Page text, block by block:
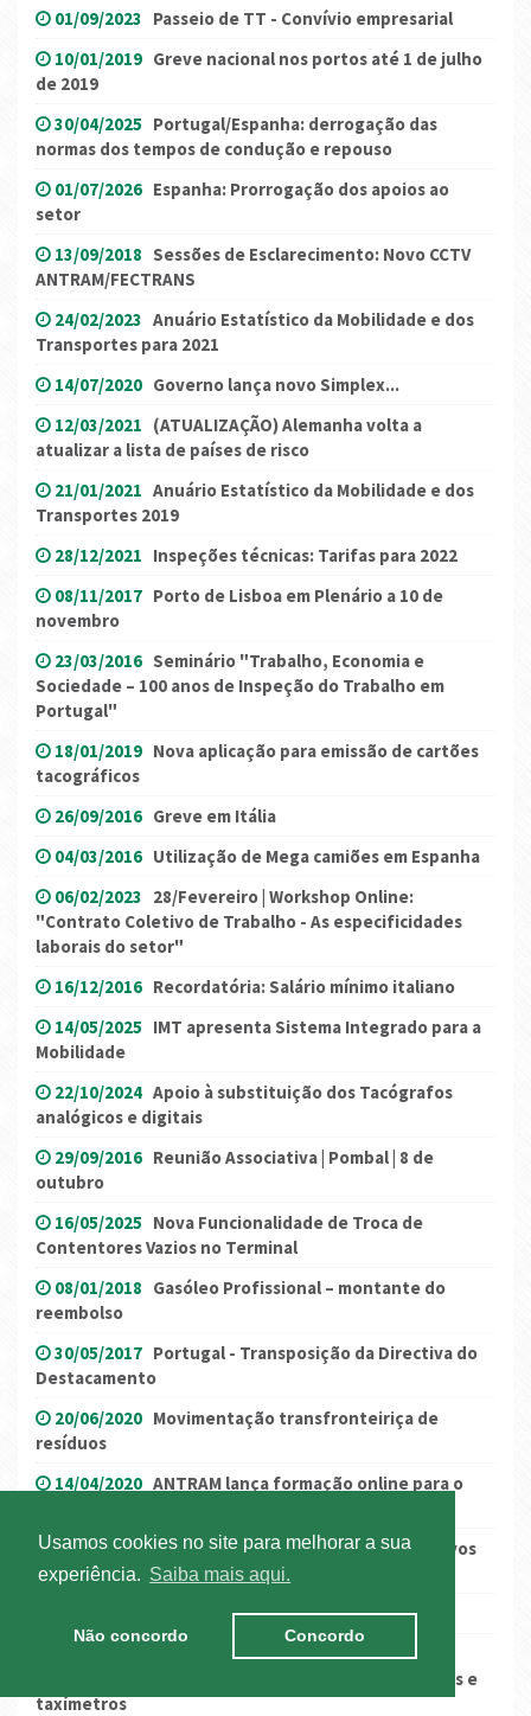
Usamos cookies no site para melhorar a sua
experiência.
Saiba mais aqui.
Não concordo Concordo
01/09/2023 Passeio de TT - Convívio empresarial
10/01/2019 Greve nacional nos portos até 1 de julho
de 2019
30/04/2025 Portugal/Espanha: derrogação das
normas dos tempos de condução e repouso
01/07/2026 Espanha: Prorrogação dos apoios ao
setor
13/09/2018 Sessões de Esclarecimento: Novo CCTV
ANTRAM/FECTRANS
24/02/2023 Anuário Estatístico da Mobilidade e dos
Transportes para 2021
14/07/2020 Governo lança novo Simplex...
12/03/2021 (ATUALIZAÇÃO) Alemanha volta a
atualizar a lista de países de risco
21/01/2021 Anuário Estatístico da Mobilidade e dos
Transportes 2019
28/12/2021 Inspeções técnicas: Tarifas para 2022
08/11/2017 Porto de Lisboa em Plenário a 10 de
novembro
23/03/2016 Seminário "Trabalho, Economia e
Sociedade – 100 anos de Inspeção do Trabalho em
Portugal"
18/01/2019 Nova aplicação para emissão de cartões
tacográficos
26/09/2016 Greve em Itália
04/03/2016 Utilização de Mega camiões em Espanha
06/02/2023 28/Fevereiro | Workshop Online:
"Contrato Coletivo de Trabalho - As especificidades
laborais do setor"
16/12/2016 Recordatória: Salário mínimo italiano
14/05/2025 IMT apresenta Sistema Integrado para a
Mobilidade
22/10/2024 Apoio à substituição dos Tacógrafos
analógicos e digitais
29/09/2016 Reunião Associativa | Pombal | 8 de
outubro
16/05/2025 Nova Funcionalidade de Troca de
Contentores Vazios no Terminal
08/01/2018 Gasóleo Profissional – montante do
reembolso
30/05/2017 Portugal - Transposição da Directiva do
Destacamento
20/06/2020 Movimentação transfronteiriça de
resíduos
14/04/2020 ANTRAM lança formação online para o
12/04/2018 AT publica documento sobre Incentivos
Fiscais
Comissão Mista Luso-Marroquina
Adiamento da desqualificação de
entidades como reparador/instalador de tacógrafos e
taxímetros